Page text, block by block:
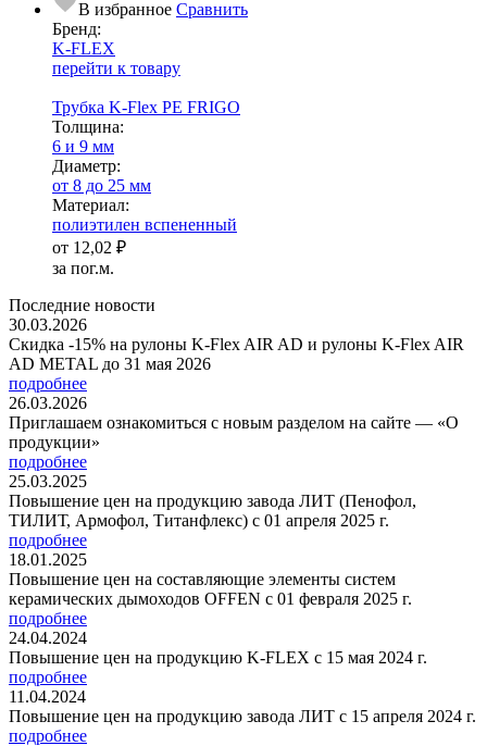
В избранное Сравнить
Бренд:
K-FLEX
перейти к товару
Трубка K-Flex PE FRIGO
Тол­щи­на:
6 и 9 мм
Диаметр:
от 8 до 25 мм
Ма­­те­­ри­­ал:
полиэтилен вспененный
от 12,02 ₽
за пог.м.
Последние новости
30.03.2026
Скидка -15% на рулоны K-Flex AIR AD и рулоны K-Flex AIR
AD METAL до 31 мая 2026
подробнее
26.03.2026
Приглашаем ознакомиться с новым разделом на сайте — «О
продукции»
подробнее
25.03.2025
Повышение цен на продукцию завода ЛИТ (Пенофол,
ТИЛИТ, Армофол, Титанфлекс) с 01 апреля 2025 г.
подробнее
18.01.2025
Повышение цен на составляющие элементы систем
керамических дымоходов OFFEN с 01 февраля 2025 г.
подробнее
24.04.2024
Повышение цен на продукцию K-FLEX с 15 мая 2024 г.
подробнее
11.04.2024
Повышение цен на продукцию завода ЛИТ с 15 апреля 2024 г.
подробнее